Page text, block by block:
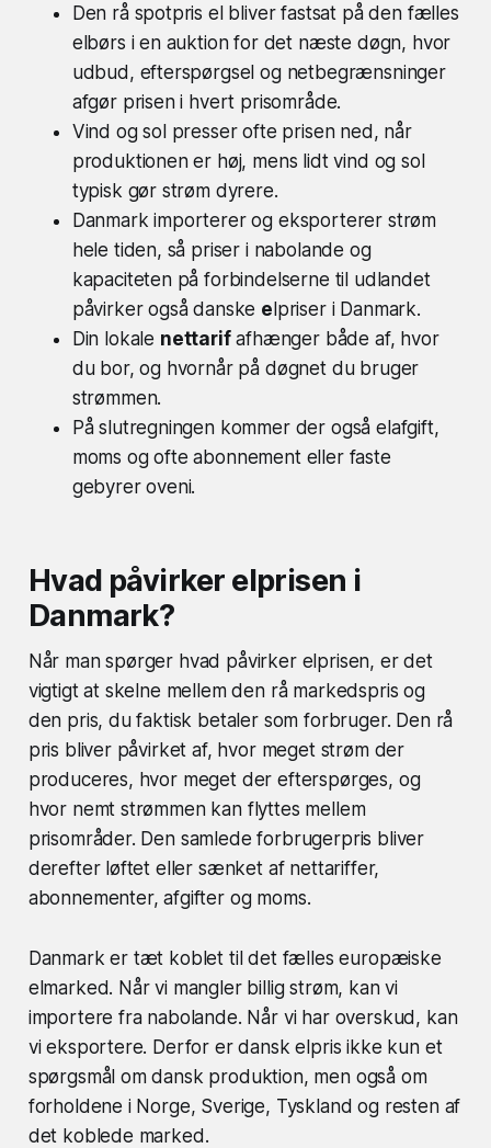
Den rå spotpris el bliver fastsat på den fælles
elbørs i en auktion for det næste døgn, hvor
udbud, efterspørgsel og netbegrænsninger
afgør prisen i hvert prisområde.
Vind og sol presser ofte prisen ned, når
produktionen er høj, mens lidt vind og sol
typisk gør strøm dyrere.
Danmark importerer og eksporterer strøm
hele tiden, så priser i nabolande og
kapaciteten på forbindelserne til udlandet
påvirker også danske elpriser i Danmark.
Din lokale nettarifafhænger både af, hvor
du bor, og hvornår på døgnet du bruger
strømmen.
På slutregningen kommer der også elafgift,
moms og ofte abonnement eller faste
gebyrer oveni.
Hvad påvirker elprisen i
Danmark?
Når man spørger hvad påvirker elprisen, er det
vigtigt at skelne mellem den rå markedspris og
den pris, du faktisk betaler som forbruger. Den rå
pris bliver påvirket af, hvor meget strøm der
produceres, hvor meget der efterspørges, og
hvor nemt strømmen kan flyttes mellem
prisområder. Den samlede forbrugerpris bliver
derefter løftet eller sænket af nettariffer,
abonnementer, afgifter og moms.
Danmark er tæt koblet til det fælles europæiske
elmarked. Når vi mangler billig strøm, kan vi
importere fra nabolande. Når vi har overskud, kan
vi eksportere. Derfor er dansk elpris ikke kun et
spørgsmål om dansk produktion, men også om
forholdene i Norge, Sverige, Tyskland og resten af
det koblede marked.